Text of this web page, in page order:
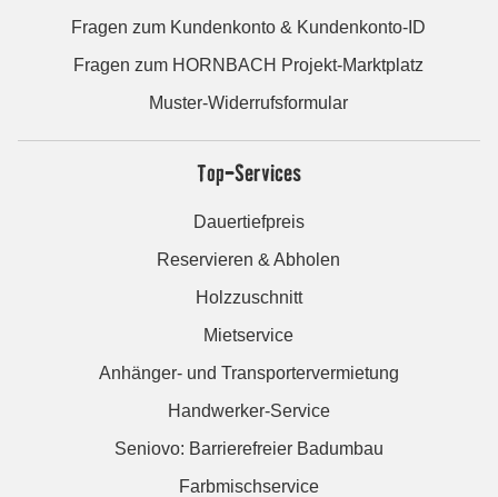
Fragen zum Kundenkonto & Kundenkonto-ID
Fragen zum HORNBACH Projekt-Marktplatz
Muster-Widerrufsformular
Top-Services
Dauertiefpreis
Reservieren & Abholen
Holzzuschnitt
Mietservice
Anhänger- und Transportervermietung
Handwerker-Service
Seniovo: Barrierefreier Badumbau
Farbmischservice